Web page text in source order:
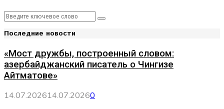
Search
for:
Search
Последние новости
«Мост дружбы, построенный словом:
азербайджанский писатель о Чингизе
Айтматове»
14.07.202614.07.20260